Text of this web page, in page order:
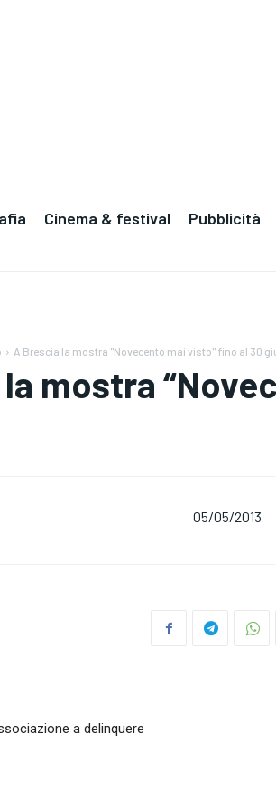
Cinema & festival
Pubblicità
A Brescia la mostra "Novecento mai visto" fino al 30
mostra
05/05/2013
a delinquere